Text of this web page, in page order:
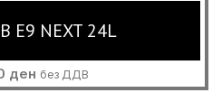
E9 NEXT 24L
ден без ДДВ